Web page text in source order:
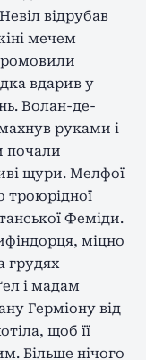
відрубав
мечем
вдарив у
Волан-де-
руками і
почали
щури. Мелфої
троюрідної
Феміди.
міцно
грудях
і мадам
Герміону від
щоб її
Більше нічого